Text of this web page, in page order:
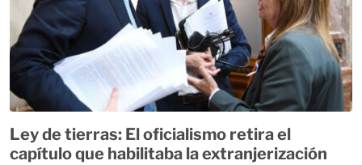
Ley de tierras: El oficialismo retira el
capítulo que habilitaba la extranjerización